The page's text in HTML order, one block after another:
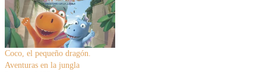
Coco, el pequeño dragón.
Aventuras en la jungla